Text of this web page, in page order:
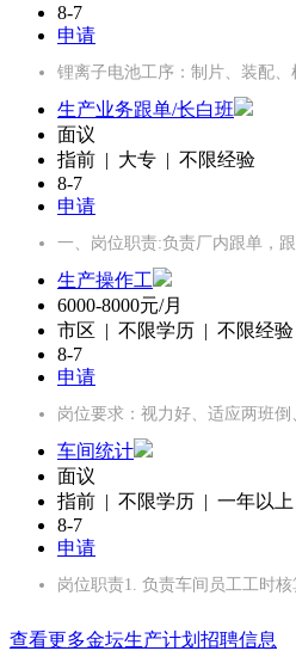
8-7
申请
锂离子电池工序：制片、装配
生产业务跟单/长白班
面议
指前 | 大专 | 不限经验
8-7
申请
一、岗位职责:负责厂内跟单，
生产操作工
6000-8000元/月
市区 | 不限学历 | 不限经验
8-7
申请
岗位要求：视力好、适应两班
车间统计
面议
指前 | 不限学历 | 一年以上
8-7
申请
岗位职责1. 负责车间员工工时
查看更多金坛生产计划招聘信息